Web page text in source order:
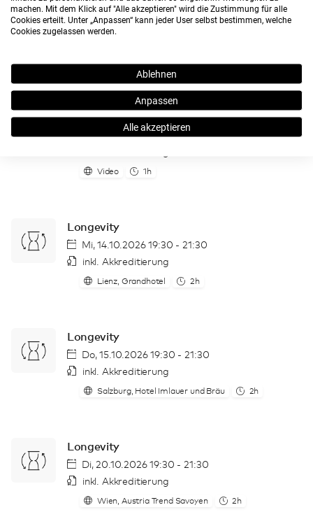
Mikronährstoffberatung
24/7 On-Demand
Online 1h
Omega-3-Fettsäuren
24/7 On-Demand
Video 1h
Longevity
Mi, 14.10.2026 19:30 - 21:30
inkl. Akkreditierung
Lienz, Grandhotel 2h
Longevity
Do, 15.10.2026 19:30 - 21:30
inkl. Akkreditierung
Salzburg, Hotel Imlauer und Bräu 2h
Longevity
Di, 20.10.2026 19:30 - 21:30
inkl. Akkreditierung
Wien, Austria Trend Savoyen 2h
machen. Mit dem Klick auf "Alle akzeptieren" wird die Zustimmung für alle
Cookies erteilt. Unter „Anpassen“ kann jeder User selbst bestimmen, welche
Cookies zugelassen werden.
Ablehnen
Anpassen
Alle akzeptieren